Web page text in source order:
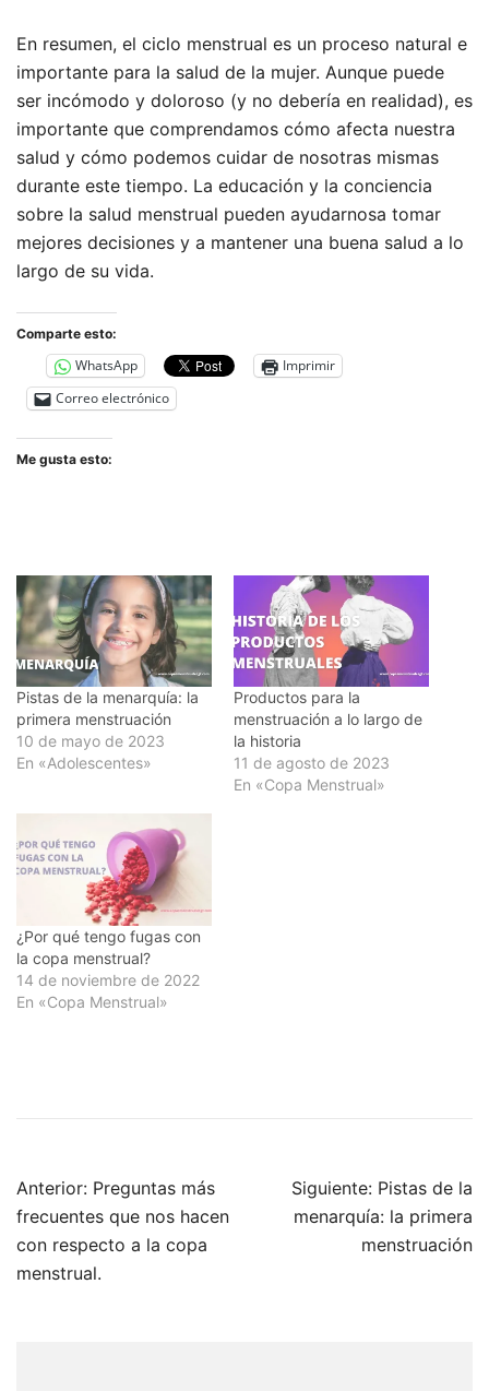
En resumen, el ciclo menstrual es un proceso natural e
importante para la salud de la mujer. Aunque puede
ser incómodo y doloroso (y no debería en realidad), es
importante que comprendamos cómo afecta nuestra
salud y cómo podemos cuidar de nosotras mismas
durante este tiempo. La educación y la conciencia
sobre la salud menstrual pueden ayudarnosa tomar
mejores decisiones y a mantener una buena salud a lo
largo de su vida.
Comparte esto:
WhatsApp
Imprimir
Correo electrónico
Me gusta esto:
Pistas de la menarquía: la
primera menstruación
10 de mayo de 2023
En «Adolescentes»
Productos para la
menstruación a lo largo de
la historia
11 de agosto de 2023
En «Copa Menstrual»
¿Por qué tengo fugas con
la copa menstrual?
14 de noviembre de 2022
En «Copa Menstrual»
Navegación
de
entradas
Anterior: Preguntas más
frecuentes que nos hacen
con respecto a la copa
menstrual.
Siguiente: Pistas de la
menarquía: la primera
menstruación